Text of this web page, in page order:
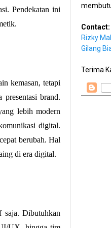
Pendekatan ini
kemasan, tetapi
brand.
lebih modern
digital.
berubah. Hal
di era digital.
saja. Dibutuhkan
Contact:
Rizky
Gilang
Terima